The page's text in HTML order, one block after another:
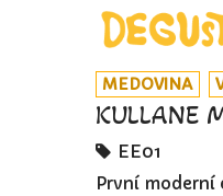
MEDOVINA
KULLANE
EE01
První moderní